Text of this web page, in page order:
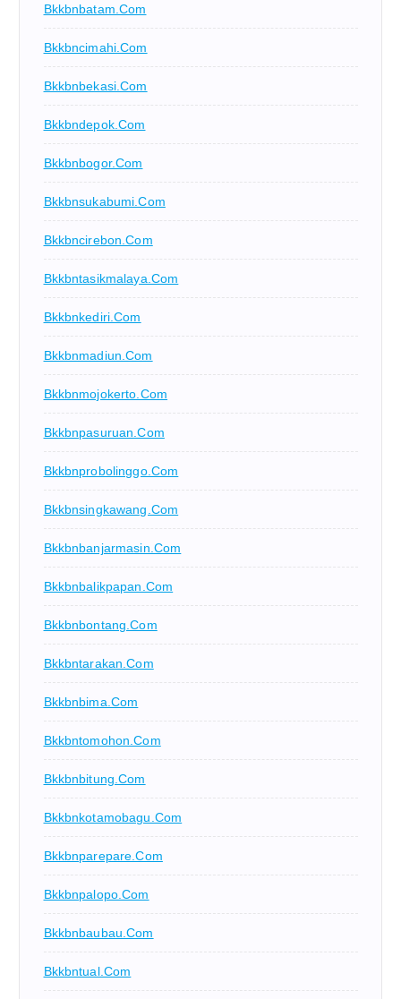
Bkkbnbatam.com
Bkkbncimahi.com
Bkkbnbekasi.com
Bkkbndepok.com
Bkkbnbogor.com
Bkkbnsukabumi.com
Bkkbncirebon.com
Bkkbntasikmalaya.com
Bkkbnkediri.com
Bkkbnmadiun.com
Bkkbnmojokerto.com
Bkkbnpasuruan.com
Bkkbnprobolinggo.com
Bkkbnsingkawang.com
Bkkbnbanjarmasin.com
Bkkbnbalikpapan.com
Bkkbnbontang.com
Bkkbntarakan.com
Bkkbnbima.com
Bkkbntomohon.com
Bkkbnbitung.com
Bkkbnkotamobagu.com
Bkkbnparepare.com
Bkkbnpalopo.com
Bkkbnbaubau.com
Bkkbntual.com